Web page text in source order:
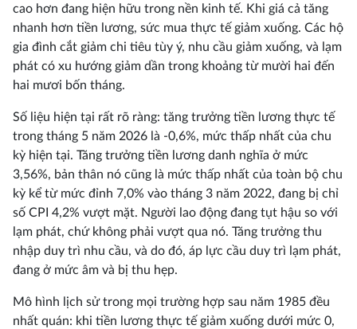
cao hơn đang hiện hữu trong nền kinh tế. Khi giá cả tăng
nhanh hơn tiền lương, sức mua thực tế giảm xuống. Các hộ
gia đình cắt giảm chi tiêu tùy ý, nhu cầu giảm xuống, và lạm
phát có xu hướng giảm dần trong khoảng từ mười hai đến
hai mươi bốn tháng.
Số liệu hiện tại rất rõ ràng: tăng trưởng tiền lương thực tế
trong tháng 5 năm 2026 là -0,6%, mức thấp nhất của chu
kỳ hiện tại. Tăng trưởng tiền lương danh nghĩa ở mức
3,56%, bản thân nó cũng là mức thấp nhất của toàn bộ chu
kỳ kể từ mức đỉnh 7,0% vào tháng 3 năm 2022, đang bị chỉ
số CPI 4,2% vượt mặt. Người lao động đang tụt hậu so với
lạm phát, chứ không phải vượt qua nó. Tăng trưởng thu
nhập duy trì nhu cầu, và do đó, áp lực cầu duy trì lạm phát,
đang ở mức âm và bị thu hẹp.
Mô hình lịch sử trong mọi trường hợp sau năm 1985 đều
nhất quán: khi tiền lương thực tế giảm xuống dưới mức 0,